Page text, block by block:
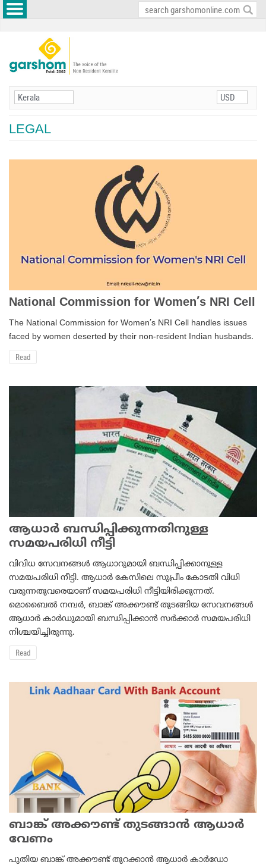
LEGAL
National Commission for Women’s NRI Cell
The National Commission for Women’s NRI Cell handles issues
faced by women deserted by their non-resident Indian husbands.
Read
ആധാര്‍ ബന്ധിപ്പിക്കുന്നതിനുള്ള
സമയപരിധി നീട്ടി
വിവിധ സേവനങ്ങള്‍ ആധാറുമായി ബന്ധിപ്പിക്കാനുള്ള
സമയപരിധി നീട്ടി. ആധാര്‍ കേസിലെ സുപ്രീം കോടതി വിധി
വരുന്നതുവരെയാണ് സമയപരിധി നീട്ടിയിരിക്കുന്നത്.
മൊബൈല്‍ നമ്പര്‍, ബാങ്ക് അക്കൗണ്ട് തുടങ്ങിയ സേവനങ്ങള്‍
ആധാര്‍ കാര്‍ഡുമായി ബന്ധിപ്പിക്കാന്‍ സര്‍ക്കാര്‍ സമയപരിധി
നിശ്ചയിച്ചിരുന്നു.
Read
ബാങ്ക് അക്കൗണ്ട് തുടങ്ങാന്‍ ആധാര്‍
വേണം
പുതിയ ബാങ്ക് അക്കൗണ്ട് തുറക്കാന്‍ ആധാര്‍ കാര്‍ഡോ